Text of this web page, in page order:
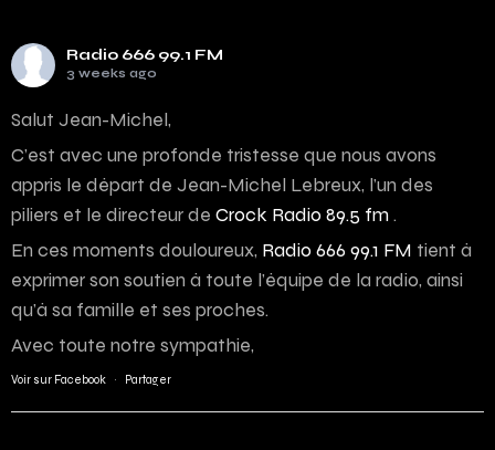
Radio 666 99.1 FM
3 weeks ago
Salut Jean-Michel,
C’est avec une profonde tristesse que nous avons
appris le départ de Jean-Michel Lebreux, l’un des
piliers et le directeur de Crock Radio 89.5 fm.
En ces moments douloureux, Radio 666 99.1 FM tient à
exprimer son soutien à toute l’équipe de la radio, ainsi
qu’à sa famille et ses proches.
Avec toute notre sympathie,
Voir sur Facebook · Partager